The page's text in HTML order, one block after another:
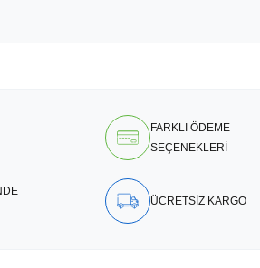
FARKLI ÖDEME
SEÇENEKLERİ
ÜCRETSİZ KARGO